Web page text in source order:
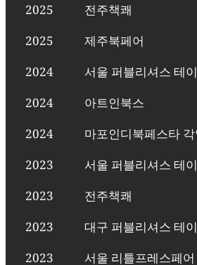
2025
전주책쾌
2025
제주북페어
2024
서울 퍼블리셔스 테
2024
아트인북스
2024
마포인디북페스타
2023
서울 퍼블리셔스 테
2023
전주책쾌
2023
대구 퍼블리셔스 테
2023
서울 리틀프레스페어